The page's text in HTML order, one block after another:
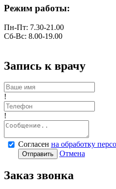
Режим работы:
Пн-Пт: 7.30-21.00
Сб-Вс: 8.00-19.00
Запись к врачу
!
!
Согласен на обработку
Отправить Отмена
Заказ звонка